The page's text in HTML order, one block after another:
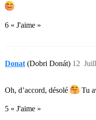
6 « J'aime »
Donat (Dobri Donát) 12
Oh, d’accord, désolé Tu
5 « J'aime »